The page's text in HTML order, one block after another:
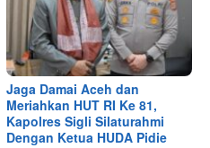
Jaga Damai Aceh dan
Meriahkan HUT RI Ke 81,
Kapolres Sigli Silaturahmi
Dengan Ketua HUDA Pidie